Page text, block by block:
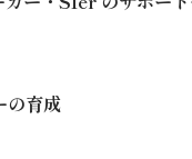
の育成